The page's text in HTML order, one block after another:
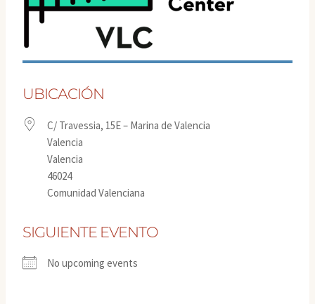
UBICACIÓN
C/ Travessia, 15E – Marina de Valencia
Valencia
Valencia
46024
Comunidad Valenciana
SIGUIENTE EVENTO
No upcoming events